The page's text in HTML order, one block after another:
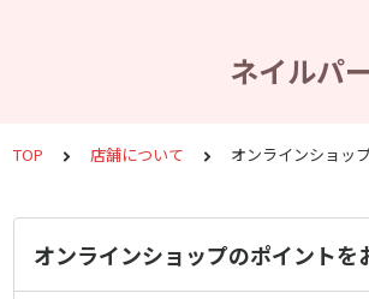
ネイルパ
TOP 店舗について オンラインショッ
オンラインショップのポイントを